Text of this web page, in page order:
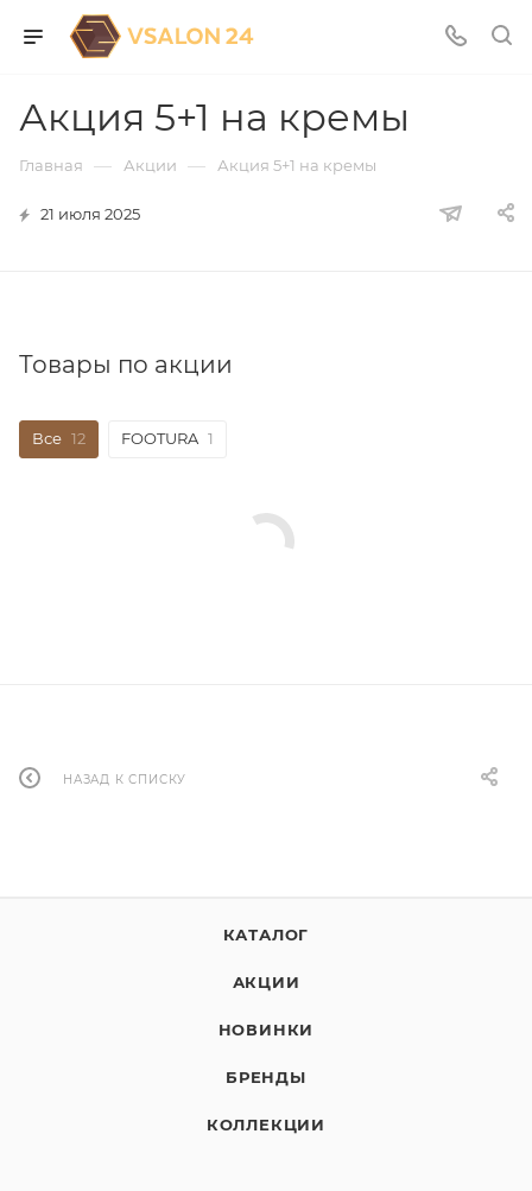
Акция 5+1 на кремы
Главная — Акции — Акция 5+1 на кремы
21 июля 2025
Товары по акции
Все 12 FOOTURA 1
НАЗАД К СПИСКУ
КАТАЛОГ
АКЦИИ
НОВИНКИ
БРЕНДЫ
КОЛЛЕКЦИИ